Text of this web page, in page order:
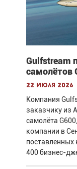
Gulfstream
самолётов
22 июля 2026
Компания
заказчику из
самолёта
компании в
поставленных
400 бизнес-